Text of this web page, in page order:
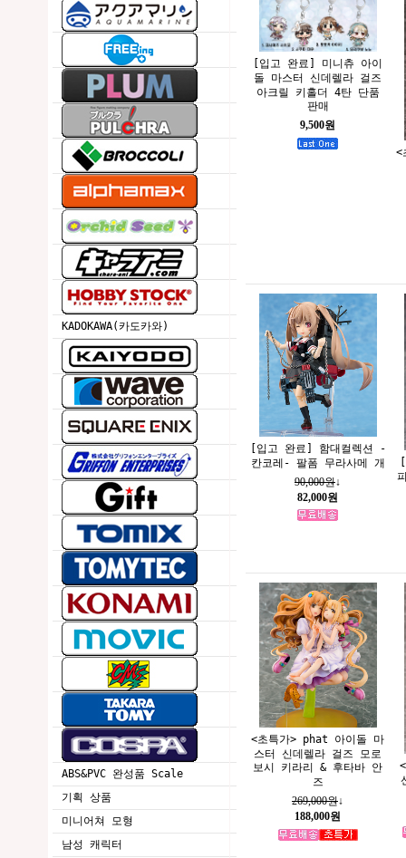
KADOKAWA(카도카와)
ABS&PVC 완성품 Scale
기획 상품
미니어쳐 모형
남성 캐릭터
[입고 완료] 미니츄 아이
돌 마스터 신데렐라 걸즈
아크릴 키홀더 4탄 단품
판매
9,500원
<
[입고 완료] 함대컬렉션 -
칸코레- 팔폼 무라사메 개
90,000원↓
82,000원
<초특가> phat 아이돌 마
스터 신데렐라 걸즈 모로
보시 키라리 & 후타바 안
즈
269,000원↓
188,000원